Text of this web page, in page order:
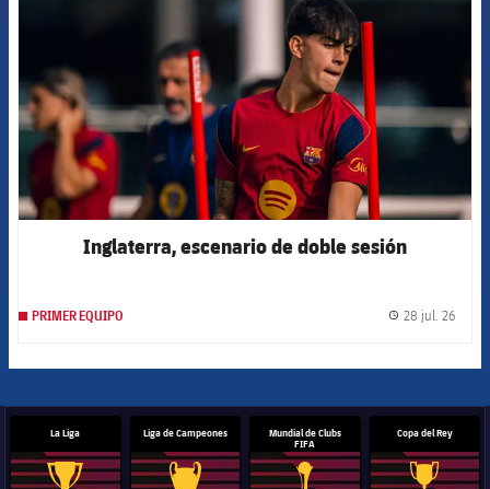
Inglaterra, escenario de doble sesión
PRIMER EQUIPO 28 jul. 26
La Liga Liga de Campeones
Mundial de Clubs
FIFA
Copa del Rey